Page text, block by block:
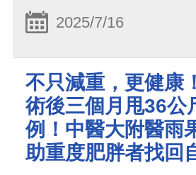
2025/7/16
不只減重，更健康
術後三個月甩36
例！中醫大附醫雨
助重度肥胖者找回